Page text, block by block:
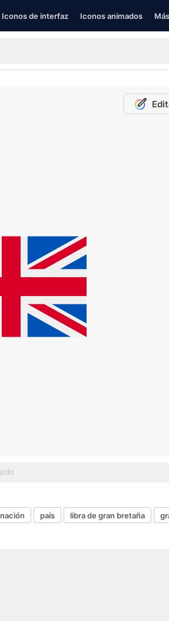
Iconos de interfaz Iconos animados Más
nación país libra de gran bretaña